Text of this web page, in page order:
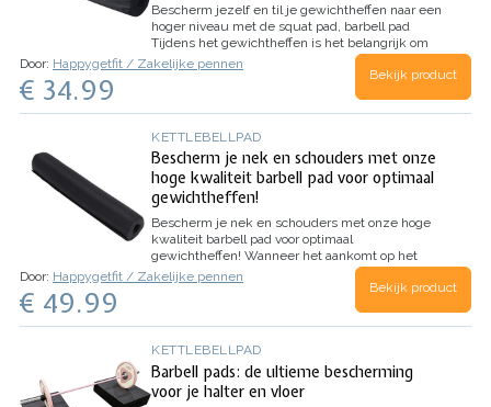
Bescherm jezelf en til je gewichtheffen naar een
hoger niveau met de squat pad, barbell pad
Tijdens het gewichtheffen is het belangrijk om
jezelf goed te beschermen en comfortabel te
blijven. Met onze squat pad, barbell pad kun je
met vertrouwen en gemak trainen. Het
Door: Happygetfit / Zakelijke pennen
€ 34.99 Bekijk product
KETTLEBELLPAD
Bescherm je nek en schouders met onze
hoge kwaliteit barbell pad voor optimaal
gewichtheffen!
Bescherm je nek en schouders met onze hoge
kwaliteit barbell pad voor optimaal
gewichtheffen! Wanneer het aankomt op het
tillen van zware gewichten, is het van cruciaal
belang om je nek en schouders goed te
beschermen. Daarom hebben we de perfecte
Door: Happygetfit / Zakelijke pennen
€ 49.99 Bekijk product
KETTLEBELLPAD
Barbell pads: de ultieme bescherming
voor je halter en vloer